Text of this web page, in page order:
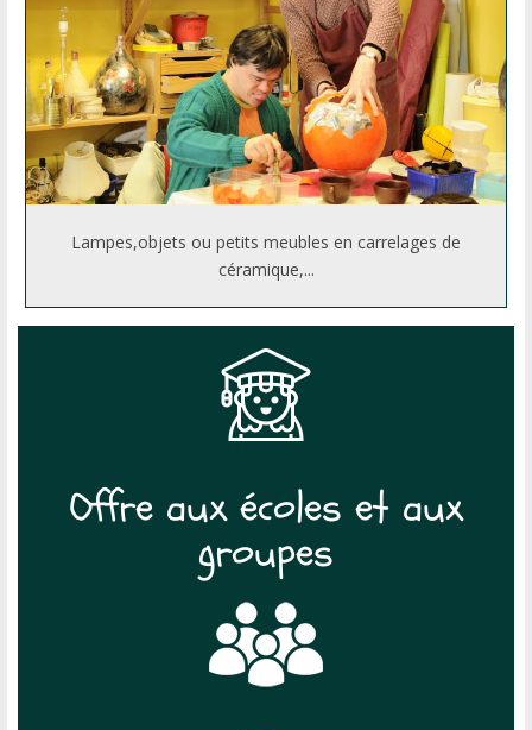
Lampes,objets ou petits meubles en carrelages de
céramique,...
Offre aux écoles et aux
groupes